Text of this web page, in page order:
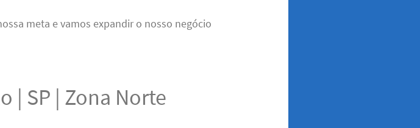
meta e vamos expandir o nosso negócio
| SP | Zona Norte